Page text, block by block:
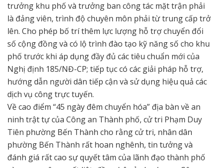
trưởng khu phố và trưởng ban công tác mặt trận phải
là đảng viên, trình độ chuyên môn phải từ trung cấp trở
lên. Cho phép bố trí thêm lực lượng hỗ trợ chuyển đổi
số cộng đồng và có lộ trình đào tạo kỹ năng số cho khu
phố trước khi áp dụng đầy đủ các tiêu chuẩn mới của
Nghị định 185/NĐ-CP; tiếp tục có các giải pháp hỗ trợ,
hướng dẫn người dân tiếp cận và sử dụng hiệu quả các
dịch vụ công trực tuyến.
Về cao điểm “45 ngày đêm chuyển hóa” địa bàn về an
ninh trật tự của Công an Thành phố, cử tri Phạm Duy
Tiên phường Bến Thành cho rằng cử tri, nhân dân
phường Bến Thành rất hoan nghênh, tin tưởng và
đánh giá rất cao sự quyết tâm của lãnh đạo thành phố